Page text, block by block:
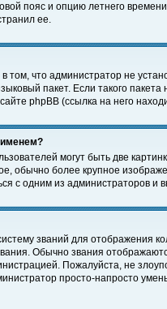
пояс и опцию летнего
ее.
том, что администратор не
пакет. Если такого
phpBB (ссылка на него
именем?
могут быть две
обычно более крупное
с одним из администраторов и
званий для отображения
Обычно звания
Пожалуйста, не
просто-напросто